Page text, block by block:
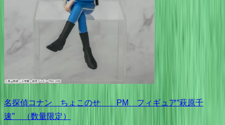
名探偵コナン ちょこのせ PM フィギュア“萩原千
速” （数量限定）